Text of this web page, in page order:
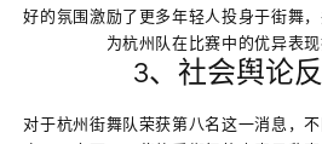
好的氛围激励了更多年轻人投身于街舞
为杭州队在比赛中的优异表现
3、社会舆论
对于杭州街舞队荣获第八名这一消息，